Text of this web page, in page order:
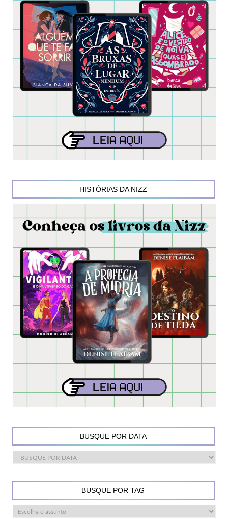
HISTÓRIAS DA NIZZ
BUSQUE POR DATA
BUSQUE POR TAG